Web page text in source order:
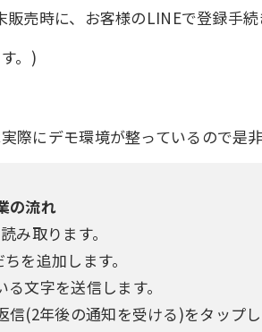
売時に、お客様のLINEで登録手続
。)
際にデモ環境が整っているので是
の流れ
み取ります。
を追加します。
文字を送信します。
(2年後の通知を受ける)をタップし